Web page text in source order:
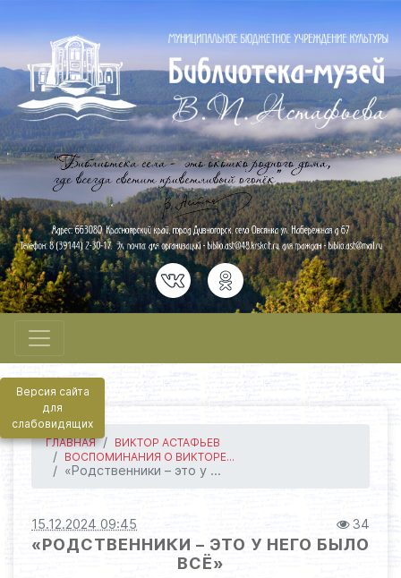
Версия сайта
для
слабовидящих
ГЛАВНАЯ
ВИКТОР АСТАФЬЕВ
ВОСПОМИНАНИЯ О ВИКТОРЕ...
«Родственники – это у ...
15.12.2024 09:45 34
«РОДСТВЕННИКИ – ЭТО У НЕГО БЫЛО
ВСЁ»